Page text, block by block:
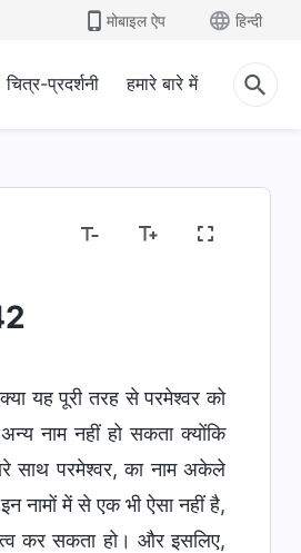
मोबाइल ऐप हिन्दी
चित्र-प्रदर्शनी हमारे बारे में
यह पूरी तरह से परमेश्वर को
नाम नहीं हो सकता क्योंकि
साथ परमेश्वर, का नाम अकेले
नामों में से एक भी ऐसा नहीं है,
कर सकता हो। और इसलिए,